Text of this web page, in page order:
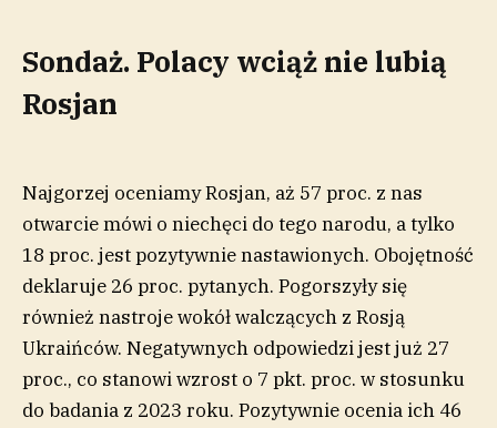
Sondaż. Polacy wciąż nie lubią
Rosjan
Najgorzej oceniamy Rosjan, aż 57 proc. z nas
otwarcie mówi o niechęci do tego narodu, a tylko
18 proc. jest pozytywnie nastawionych. Obojętność
deklaruje 26 proc. pytanych. Pogorszyły się
również nastroje wokół walczących z Rosją
Ukraińców. Negatywnych odpowiedzi jest już 27
proc., co stanowi wzrost o 7 pkt. proc. w stosunku
do badania z 2023 roku. Pozytywnie ocenia ich 46